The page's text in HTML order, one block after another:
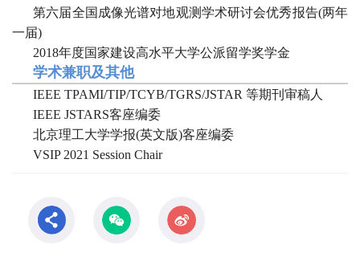
第六届全国成像光谱对地观测学术研讨会优秀报告(两年
一届)
2018年度国家建设高水平大学公派留学奖学金
学术兼职及其他
IEEETPAMI/TIP/TCYB/TGRS/JSTAR 等期刊审稿人
IEEE JSTARS客座编委
北京理工大学学报(英文版)客座编委
VSIP 2021 Session Chair